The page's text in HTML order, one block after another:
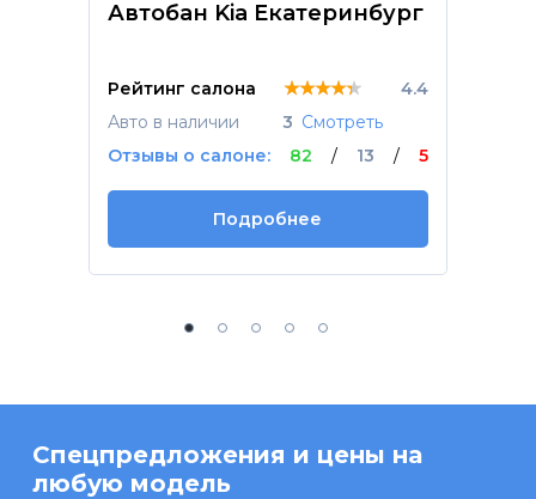
Автобан Kia Екатеринбург
Рейтинг салона ★★★★★
★★★★★
★★★★★
4.4
Авто в наличии
3 Смотреть
Отзывы о салоне:
82 / 13 / 5
Подробнее
Спецпредложения и цены на
любую модель